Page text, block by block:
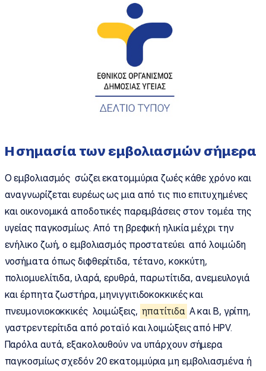
Η σημασία των εμβολιασμών σήμερα
Ο εμβολιασμός σώζει εκατομμύρια ζωές κάθε χρόνο και
αναγνωρίζεται ευρέως ως μια από τις πιο επιτυχημένες
και οικονομικά αποδοτικές παρεμβάσεις στον τομέα της
υγείας παγκοσμίως. Από τη βρεφική ηλικία μέχρι την
ενήλικο ζωή, ο εμβολιασμός προστατεύει από λοιμώδη
νοσήματα όπως διφθερίτιδα, τέτανο, κοκκύτη,
πολιομυελίτιδα, ιλαρά, ερυθρά, παρωτίτιδα, ανεμευλογιά
και έρπητα ζωστήρα, μηνιγγιτιδοκοκκικές και
πνευμονιοκοκκικές λοιμώξεις, ηπατίτιδα Α και Β, γρίπη,
γαστρεντερίτιδα από ροταϊό και λοιμώξεις από HPV.
Παρόλα αυτά, εξακολουθούν να υπάρχουν σήμερα
παγκοσμίως σχεδόν 20 εκατομμύρια μη εμβολιασμένα ή